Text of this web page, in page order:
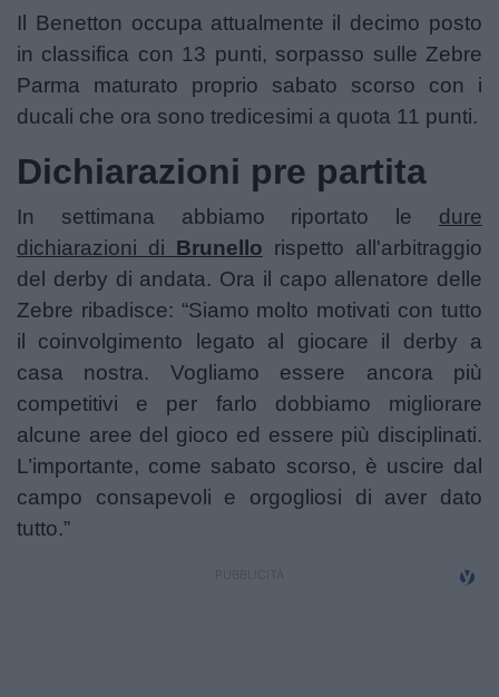
Il Benetton occupa attualmente il decimo posto
in classifica con 13 punti, sorpasso sulle Zebre
Parma maturato proprio sabato scorso con i
ducali che ora sono tredicesimi a quota 11 punti.
Dichiarazioni pre partita
In settimana abbiamo riportato le dure
dichiarazioni di Brunello rispetto all'arbitraggio
del derby di andata. Ora il capo allenatore delle
Zebre ribadisce: “Siamo molto motivati con tutto
il coinvolgimento legato al giocare il derby a
casa nostra. Vogliamo essere ancora più
competitivi e per farlo dobbiamo migliorare
alcune aree del gioco ed essere più disciplinati.
L’importante, come sabato scorso, è uscire dal
campo consapevoli e orgogliosi di aver dato
tutto.”